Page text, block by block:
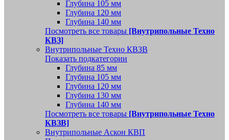
Глубина 105 мм
Глубина 120 мм
Глубина 140 мм
Посмотреть все товары [Внутрипольные Техно
КВЗ]
Внутрипольные Техно КВЗВ
Показать подкатегории
Глубина 85 мм
Глубина 105 мм
Глубина 120 мм
Глубина 130 мм
Глубина 140 мм
Посмотреть все товары [Внутрипольные Техно
КВЗВ]
Внутрипольные Аскон КВП